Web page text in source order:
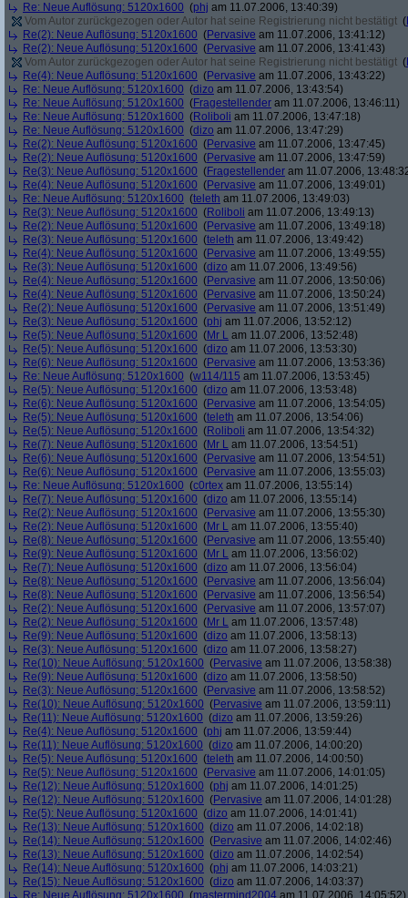
Re: Neue Auflösung: 5120x1600 (phj am 11.07.2006, 13:40:39)
Vom Autor zurückgezogen oder Autor hat seine Registrierung nicht bestätigt (
Re(2): Neue Auflösung: 5120x1600 (Pervasive am 11.07.2006, 13:41:12)
Re(2): Neue Auflösung: 5120x1600 (Pervasive am 11.07.2006, 13:41:43)
Vom Autor zurückgezogen oder Autor hat seine Registrierung nicht bestätigt (
Re(4): Neue Auflösung: 5120x1600 (Pervasive am 11.07.2006, 13:43:22)
Re: Neue Auflösung: 5120x1600 (dizo am 11.07.2006, 13:43:54)
Re: Neue Auflösung: 5120x1600 (Fragestellender am 11.07.2006, 13:46:11)
Re: Neue Auflösung: 5120x1600 (Roliboli am 11.07.2006, 13:47:18)
Re: Neue Auflösung: 5120x1600 (dizo am 11.07.2006, 13:47:29)
Re(2): Neue Auflösung: 5120x1600 (Pervasive am 11.07.2006, 13:47:45)
Re(2): Neue Auflösung: 5120x1600 (Pervasive am 11.07.2006, 13:47:59)
Re(3): Neue Auflösung: 5120x1600 (Fragestellender am 11.07.2006,
Re(4): Neue Auflösung: 5120x1600 (Pervasive am 11.07.2006, 13:49:01)
Re: Neue Auflösung: 5120x1600 (teleth am 11.07.2006, 13:49:03)
Re(3): Neue Auflösung: 5120x1600 (Roliboli am 11.07.2006, 13:49:13)
Re(2): Neue Auflösung: 5120x1600 (Pervasive am 11.07.2006, 13:49:18)
Re(3): Neue Auflösung: 5120x1600 (teleth am 11.07.2006, 13:49:42)
Re(4): Neue Auflösung: 5120x1600 (Pervasive am 11.07.2006, 13:49:55)
Re(3): Neue Auflösung: 5120x1600 (dizo am 11.07.2006, 13:49:56)
Re(4): Neue Auflösung: 5120x1600 (Pervasive am 11.07.2006, 13:50:06)
Re(4): Neue Auflösung: 5120x1600 (Pervasive am 11.07.2006, 13:50:24)
Re(2): Neue Auflösung: 5120x1600 (Pervasive am 11.07.2006, 13:51:49)
Re(3): Neue Auflösung: 5120x1600 (phj am 11.07.2006, 13:52:12)
Re(5): Neue Auflösung: 5120x1600 (Mr L am 11.07.2006, 13:52:48)
Re(5): Neue Auflösung: 5120x1600 (dizo am 11.07.2006, 13:53:30)
Re(6): Neue Auflösung: 5120x1600 (Pervasive am 11.07.2006, 13:53:36)
Re: Neue Auflösung: 5120x1600 (w114/115 am 11.07.2006, 13:53:45)
Re(5): Neue Auflösung: 5120x1600 (dizo am 11.07.2006, 13:53:48)
Re(6): Neue Auflösung: 5120x1600 (Pervasive am 11.07.2006, 13:54:05)
Re(5): Neue Auflösung: 5120x1600 (teleth am 11.07.2006, 13:54:06)
Re(5): Neue Auflösung: 5120x1600 (Roliboli am 11.07.2006, 13:54:32)
Re(7): Neue Auflösung: 5120x1600 (Mr L am 11.07.2006, 13:54:51)
Re(6): Neue Auflösung: 5120x1600 (Pervasive am 11.07.2006, 13:54:51)
Re(6): Neue Auflösung: 5120x1600 (Pervasive am 11.07.2006, 13:55:03)
Re: Neue Auflösung: 5120x1600 (c0rtex am 11.07.2006, 13:55:14)
Re(7): Neue Auflösung: 5120x1600 (dizo am 11.07.2006, 13:55:14)
Re(2): Neue Auflösung: 5120x1600 (Pervasive am 11.07.2006, 13:55:30)
Re(2): Neue Auflösung: 5120x1600 (Mr L am 11.07.2006, 13:55:40)
Re(8): Neue Auflösung: 5120x1600 (Pervasive am 11.07.2006, 13:55:40)
Re(9): Neue Auflösung: 5120x1600 (Mr L am 11.07.2006, 13:56:02)
Re(7): Neue Auflösung: 5120x1600 (dizo am 11.07.2006, 13:56:04)
Re(8): Neue Auflösung: 5120x1600 (Pervasive am 11.07.2006, 13:56:04)
Re(8): Neue Auflösung: 5120x1600 (Pervasive am 11.07.2006, 13:56:54)
Re(2): Neue Auflösung: 5120x1600 (Pervasive am 11.07.2006, 13:57:07)
Re(2): Neue Auflösung: 5120x1600 (Mr L am 11.07.2006, 13:57:48)
Re(9): Neue Auflösung: 5120x1600 (dizo am 11.07.2006, 13:58:13)
Re(3): Neue Auflösung: 5120x1600 (dizo am 11.07.2006, 13:58:27)
Re(10): Neue Auflösung: 5120x1600 (Pervasive am 11.07.2006, 13:58:38)
Re(9): Neue Auflösung: 5120x1600 (dizo am 11.07.2006, 13:58:50)
Re(3): Neue Auflösung: 5120x1600 (Pervasive am 11.07.2006, 13:58:52)
Re(10): Neue Auflösung: 5120x1600 (Pervasive am 11.07.2006, 13:59:11)
Re(11): Neue Auflösung: 5120x1600 (dizo am 11.07.2006, 13:59:26)
Re(4): Neue Auflösung: 5120x1600 (phj am 11.07.2006, 13:59:44)
Re(11): Neue Auflösung: 5120x1600 (dizo am 11.07.2006, 14:00:20)
Re(5): Neue Auflösung: 5120x1600 (teleth am 11.07.2006, 14:00:50)
Re(5): Neue Auflösung: 5120x1600 (Pervasive am 11.07.2006, 14:01:05)
Re(12): Neue Auflösung: 5120x1600 (phj am 11.07.2006, 14:01:25)
Re(12): Neue Auflösung: 5120x1600 (Pervasive am 11.07.2006, 14:01:28)
Re(5): Neue Auflösung: 5120x1600 (dizo am 11.07.2006, 14:01:41)
Re(13): Neue Auflösung: 5120x1600 (dizo am 11.07.2006, 14:02:18)
Re(14): Neue Auflösung: 5120x1600 (Pervasive am 11.07.2006, 14:02:46)
Re(13): Neue Auflösung: 5120x1600 (dizo am 11.07.2006, 14:02:54)
Re(14): Neue Auflösung: 5120x1600 (phj am 11.07.2006, 14:03:21)
Re(15): Neue Auflösung: 5120x1600 (dizo am 11.07.2006, 14:03:37)
Re: Neue Auflösung: 5120x1600 (mastermind2004 am 11.07.2006, 14:05:52)